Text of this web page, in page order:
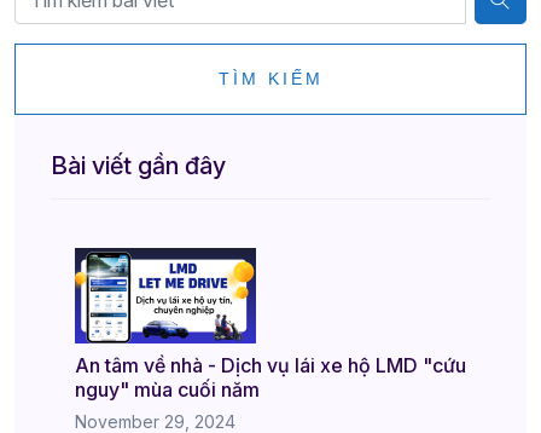
TÌM KIẾM
Bài viết gần đây
An tâm về nhà - Dịch vụ lái xe hộ LMD "cứu
nguy" mùa cuối năm
November 29, 2024